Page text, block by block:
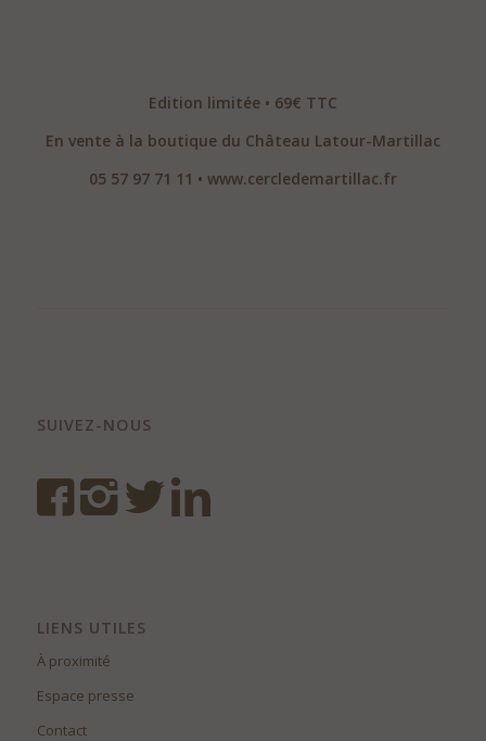
Edition limitée • 69€ TTC
En vente à la boutique du Château Latour-Martillac
05 57 97 71 11 • www.cercledemartillac.fr
SUIVEZ-NOUS
LIENS UTILES
À proximité
Espace presse
Contact